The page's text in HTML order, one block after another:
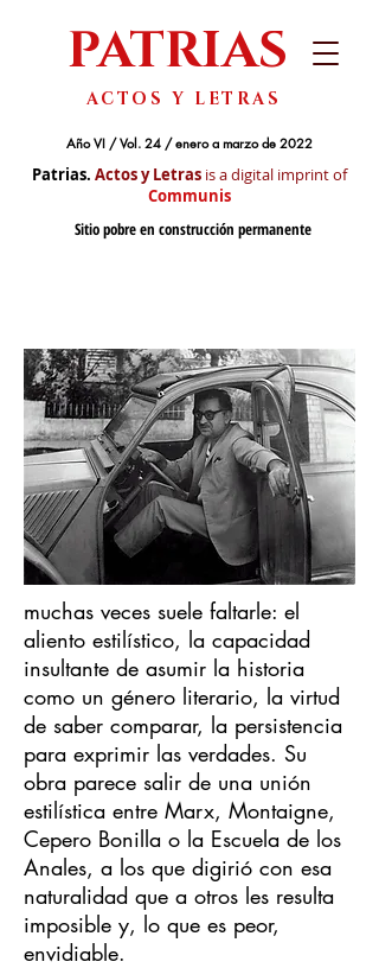
PATRIAS
Sitio pobre en construcción permanente
ACTOS Y LETRAS
Año VI / Vol. 24 / enero a marzo de 2022
Patrias. Actos y Letras is a digital imprint of
Communis
muchas veces suele faltarle: el
aliento estilístico, la capacidad
insultante de asumir la historia
como un género literario, la virtud
de saber comparar, la persistencia
para exprimir las verdades. Su
obra parece salir de una unión
estilística entre Marx, Montaigne,
Cepero Bonilla o la Escuela de los
Anales, a los que digirió con esa
naturalidad que a otros les resulta
imposible y, lo que es peor,
envidiable.